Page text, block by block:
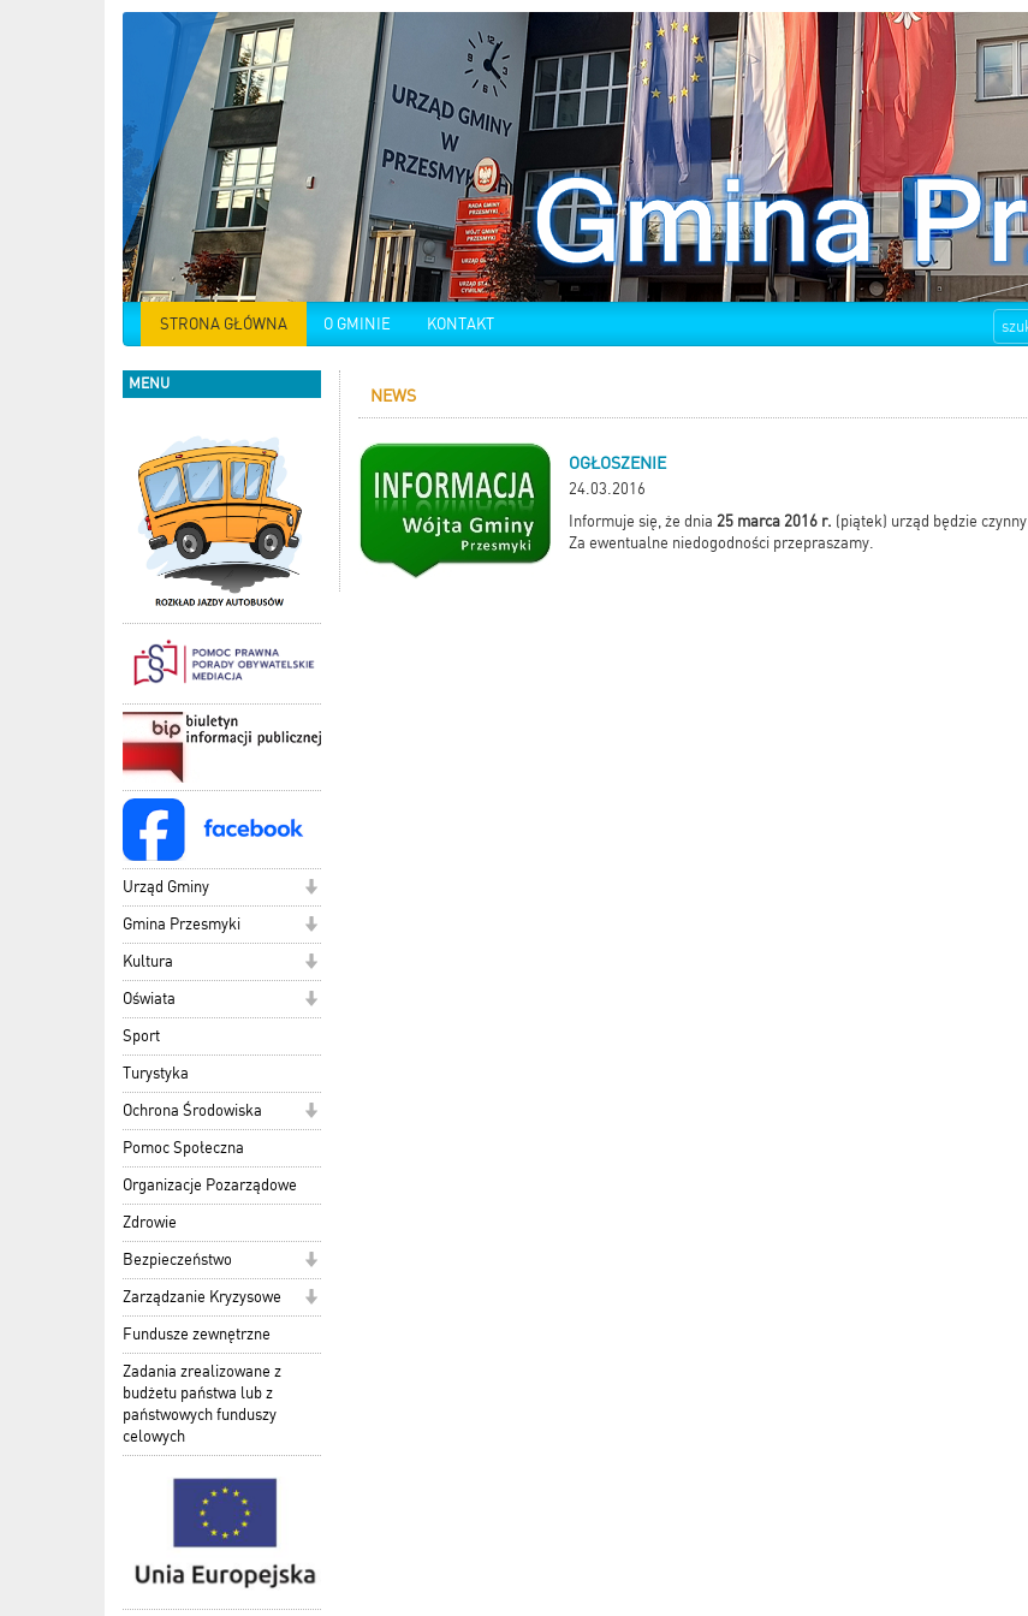
STRONA GŁÓWNA O GMINIE KONTAKT
MENU
Urząd Gminy
Gmina Przesmyki
Kultura
Oświata
Sport
Turystyka
Ochrona Środowiska
Pomoc Społeczna
Organizacje Pozarządowe
Zdrowie
Bezpieczeństwo
Zarządzanie Kryzysowe
Fundusze zewnętrzne
Zadania zrealizowane z
budżetu państwa lub z
państwowych funduszy
celowych
NEWS
OGŁOSZENIE
24.03.2016
Informuje się, że dnia 25 marca 2016 r. (piątek) urząd będzie czynny
Za ewentualne niedogodności przepraszamy.